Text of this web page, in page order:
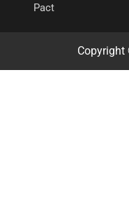
Pact
Copyright